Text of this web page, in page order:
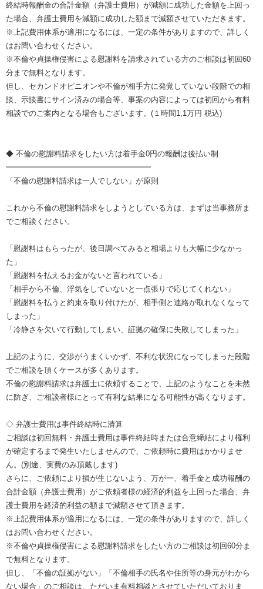
終結時報酬金の合計金額（弁護士費用）が減額に成功した金額を上回っ
た場合、弁護士費用を減額に成功した額まで減額させていただきます。
※上記費用体系が適用になるには、一定の条件がありますので、詳しく
はお問い合わせください。
※不倫や貞操権侵害による慰謝料を請求されている方のご相談は初回60
分まで無料となります。
但し、セカンドオピニオンや不倫が相手方に発覚していない段階での相
談、示談書にサイン済みの場合等、事案の内容によっては初回から有料
相談でのご案内となる場合もございます。(１時間1,1万円 税込)
◆ 不倫の慰謝料請求をしたい方は着手金0円の報酬は後払い制
━━━━━━━━━━━━━━━━━━━
「不倫の慰謝料請求は一人でしない」が原則
これから不倫の慰謝料請求をしようとしている方は、まずは当事務所ま
でご相談ください。
「慰謝料はもらったが、後日調べてみると相場よりも大幅に少なかっ
た」
「慰謝料を払えるお金がないと言われている」
「相手から不倫、浮気をしていないと一点張りで応じてくれない」
「慰謝料を払うと約束を取り付けたが、相手側と連絡が取れなくなって
しまった」
「冷静さを欠いて行動してしまい、証拠の確保に失敗してしまった」
上記のように、交渉がうまくいかず、不利な状況になってしまった段階
でご相談を頂くケースが多くあります。
不倫の慰謝料請求は弁護士に依頼することで、上記のようなことを未然
に防ぎ、ご相談者様にとって有利な結果になる可能性が高くなります。
◇ 弁護士費用は事件終結時に清算
ご相談は初回無料・弁護士費用は事件終結時または合意締結により権利
が確定するまで発生いたしませんので、ご依頼時に費用はかかりませ
ん。(別途、実費のみ頂戴します)
さらに、ご依頼により損が生じないよう、万が一、着手金と成功報酬の
合計金額（弁護士費用）がご依頼者様の経済的利益を上回った場合、弁
護士費用を経済的利益の額まで減額させて頂きます。
※上記費用体系が適用になるには、一定の条件がありますので、詳しく
はお問い合わせください。
※不倫や貞操権侵害による慰謝料請求をしたい方のご相談は初回60分ま
で無料となります。
但し、「不倫の証拠がない」「不倫相手の氏名や住所等の身元がわから
ない場合」のご相談は、ただいま有料相談とさせていただいておりま